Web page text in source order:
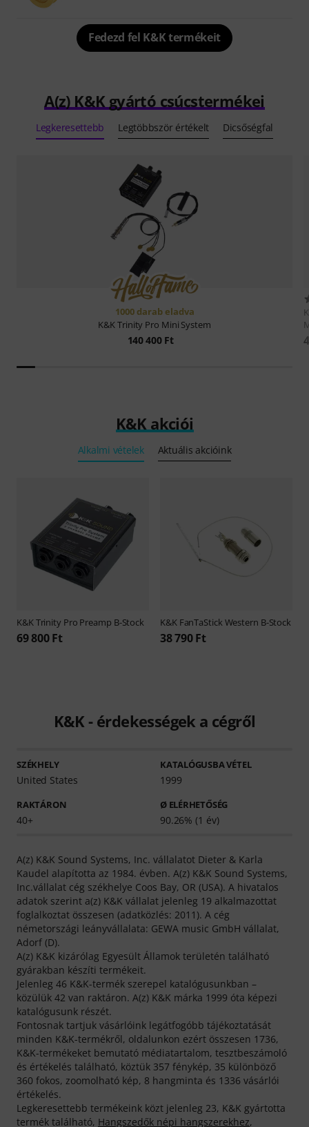
Fedezd fel K&K termékeit
A(z) K&K gyártó csúcstermékei
Legkeresettebb Legtöbbször értékelt Dicsőségfal
1000 darab eladva
K&KTrinity Pro Mini System
140 400 Ft
K&K akciói
Alkalmi vételek Aktuális akcióink
K&KTrinity Pro Preamp B-Stock
69 800 Ft
K&K FanTaStick Western B-Stock
38 790 Ft
K&K - érdekességek a cégről
SZÉKHELY
United States
KATALÓGUSBA VÉTEL
1999
RAKTÁRON
40+
Ø ELÉRHETŐSÉG
90.26% (1 év)
A(z) K&K Sound Systems, Inc. vállalatot Dieter & Karla
Kaudel alapította az 1984. évben. A(z) K&K Sound Systems,
Inc.vállalat cég székhelye Coos Bay, OR (USA). A hivatalos
adatok szerint a(z) K&K vállalat jelenleg 19 alkalmazottat
foglalkoztat összesen (adatközlés: 2011). A cég
németországi leányvállalata: GEWA music GmbH vállalat,
Adorf (D).
A(z) K&K kizárólag Egyesült Államok területén található
gyárakban készíti termékeit.
Jelenleg 46 K&K-termék szerepel katalógusunkban –
közülük 42 van raktáron. A(z) K&K márka 1999 óta képezi
katalógusunk részét.
Fontosnak tartjuk vásárlóink legátfogóbb tájékoztatását
minden K&K-termékről, oldalunkon ezért összesen 1736,
K&K-termékeket bemutató médiatartalom, tesztbeszámoló
és értékelés található, köztük 357 fénykép, 35 különböző
360 fokos, zoomolható kép, 8 hangminta és 1336 vásárlói
értékelés.
Legkeresettebb termékeink közt jelenleg 23, K&K gyártotta
termék található, Hangszedők népi hangszerekhez,